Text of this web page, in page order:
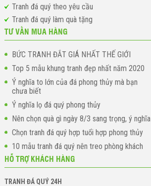
Tranh đá quý theo yêu cầu
Tranh đá quý làm quà tặng
TƯ VẤN MUA HÀNG
BỨC TRANH ĐẮT GIÁ NHẤT THẾ GIỚI
Top 5 mẫu khung tranh đẹp nhất năm 2020
Ý nghĩa to lớn của đá phong thủy mà bạn
chưa biết
Ý nghĩa lọ đá quý phong thủy
Nên chọn quà gì ngày 8/3 sang trọng, ý nghĩa
Chọn tranh đá quý hợp tuổi hợp phong thủy
10 mẫu tranh đá quý nên treo phòng khách
HỖ TRỢ KHÁCH HÀNG
TRANH ĐÁ QUÝ 24H